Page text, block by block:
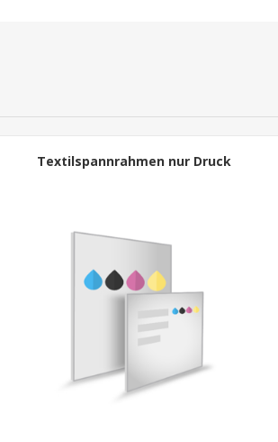
Textilspannrahmen nur Druck